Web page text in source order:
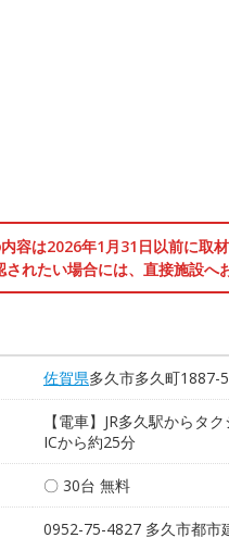
容は2026年1月31日以前に取材
れたい場合には、直接施設へ
佐賀県多久市多久町1887-
【電車】JR多久駅からタ
ICから約25分
〇 30台 無料
0952-75-4827 多久市都市